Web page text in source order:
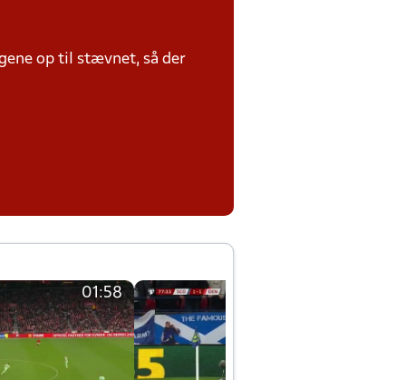
op til stævnet, så der
01:58